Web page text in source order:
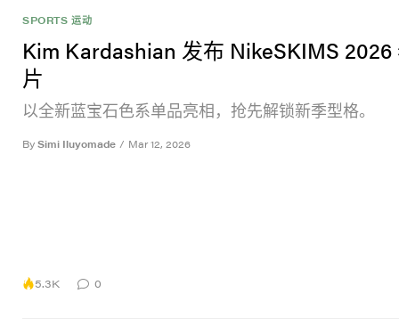
SPORTS 运动
Kim Kardashian 发布 NikeSKIMS 2026
片
以全新蓝宝石色系单品亮相，抢先解锁新季型格。
By Simi Iluyomade / Mar 12, 2026
5.3K 0